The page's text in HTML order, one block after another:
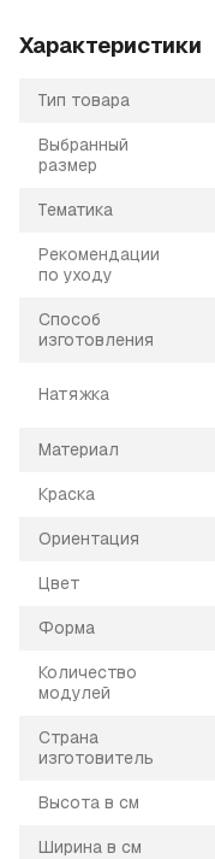
Характеристики
Тип товара
Выбранный
размер
Тематика
Рекомендации
по уходу
Способ
изготовления
Натяжка
Материал
Краска
Ориентация
Цвет
Форма
Количество
модулей
Страна
изготовитель
Высота в см
Ширина в см